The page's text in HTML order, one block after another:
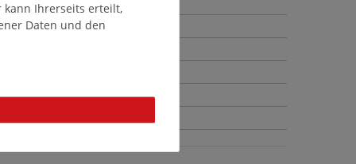
kann Ihrerseits erteilt,
Daten und den